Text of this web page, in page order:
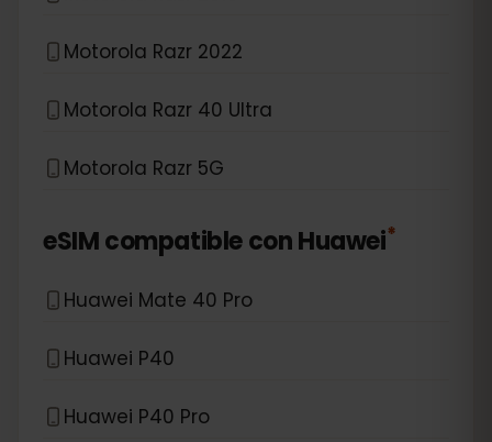
Motorola Razr 2022
Motorola Razr 40 Ultra
Motorola Razr 5G
eSIM compatible conHuawei*
Huawei Mate 40 Pro
Huawei P40
Huawei P40 Pro